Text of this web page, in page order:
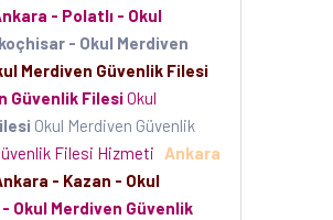
- Polatlı - Okul
- Okul Merdiven
Merdiven Güvenlik Filesi
Güvenlik FilesiOkul
Okul Merdiven Güvenlik
Filesi Hizmeti
Ankara
- Kazan - Okul
Okul Merdiven Güvenlik